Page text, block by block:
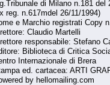
di Milano n.181 del
reg. n.617mdel 26/11/1994)
e Marchio registrati Copy
Claudio Martelli
responsabile: Stefano
Biblioteca di Critica
Internazionale di Brera
ed. cartacea: ARTI
by hellomailing.com